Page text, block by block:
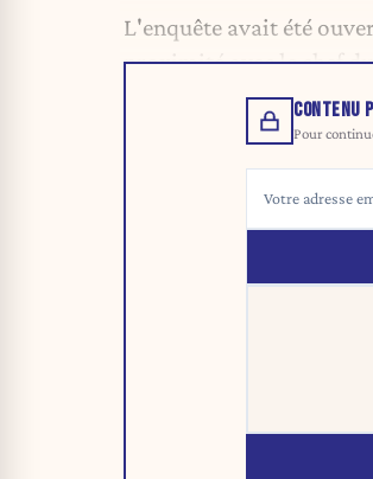
L'enquête avait été
proximité avec le chef
CONTENU
Pour